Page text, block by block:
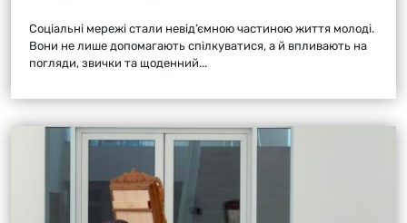
Соціальні мережі стали невід’ємною частиною життя молоді.
Вони не лише допомагають спілкуватися, а й впливають на
погляди, звички та щоденний...